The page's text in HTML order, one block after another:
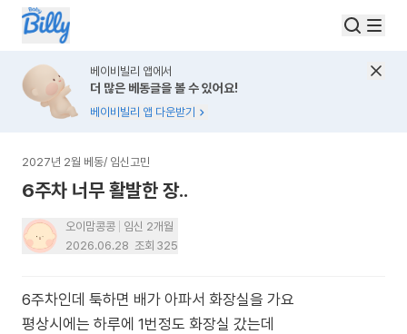
베이비빌리 앱에서
더 많은 베동글을 볼 수 있어요!
베이비빌리 앱 다운받기
2027년 2월 베동/ 임신고민
6주차 너무 활발한 장..
오이맘콩콩
임신 2개월
2026.06.28 조회 325
6주차인데 툭하면 배가 아파서 화장실을 가요
평상시에는 하루에 1번정도 화장실 갔는데